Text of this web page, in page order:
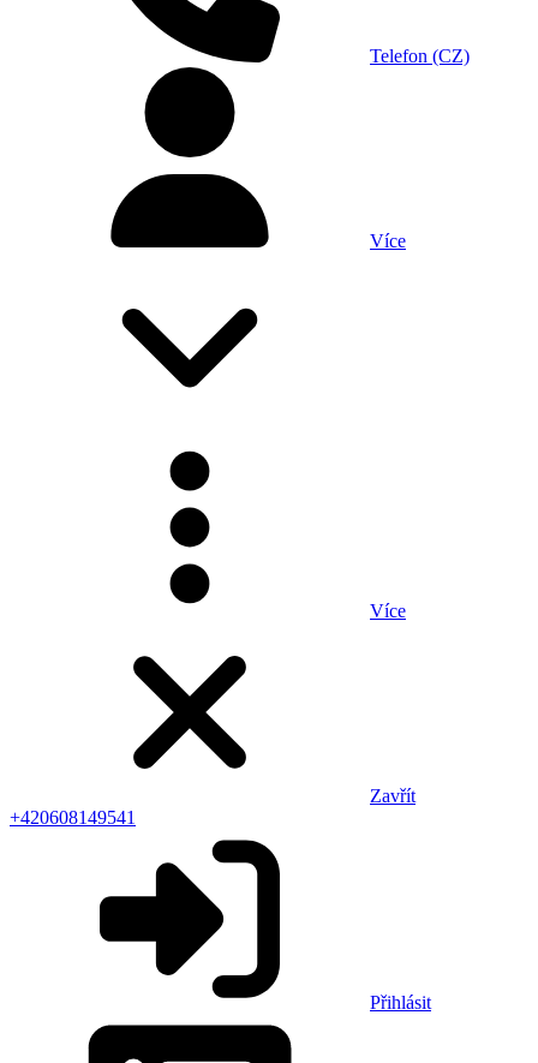
Telefon (CZ)
Více
Více
Zavřít
+420608149541
Přihlásit